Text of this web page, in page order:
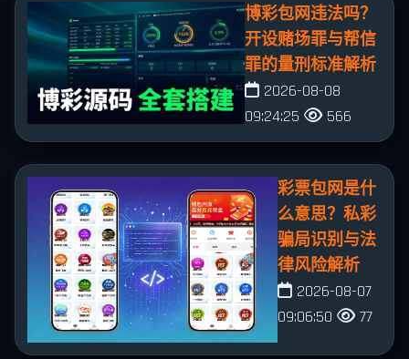
博彩包网违法吗？
开设赌场罪与帮信
罪的量刑标准解析
2026-08-08
09:24:25
566
彩票包网是什
么意思？私彩
骗局识别与法
律风险解析
2026-08-07
09:06:50
77